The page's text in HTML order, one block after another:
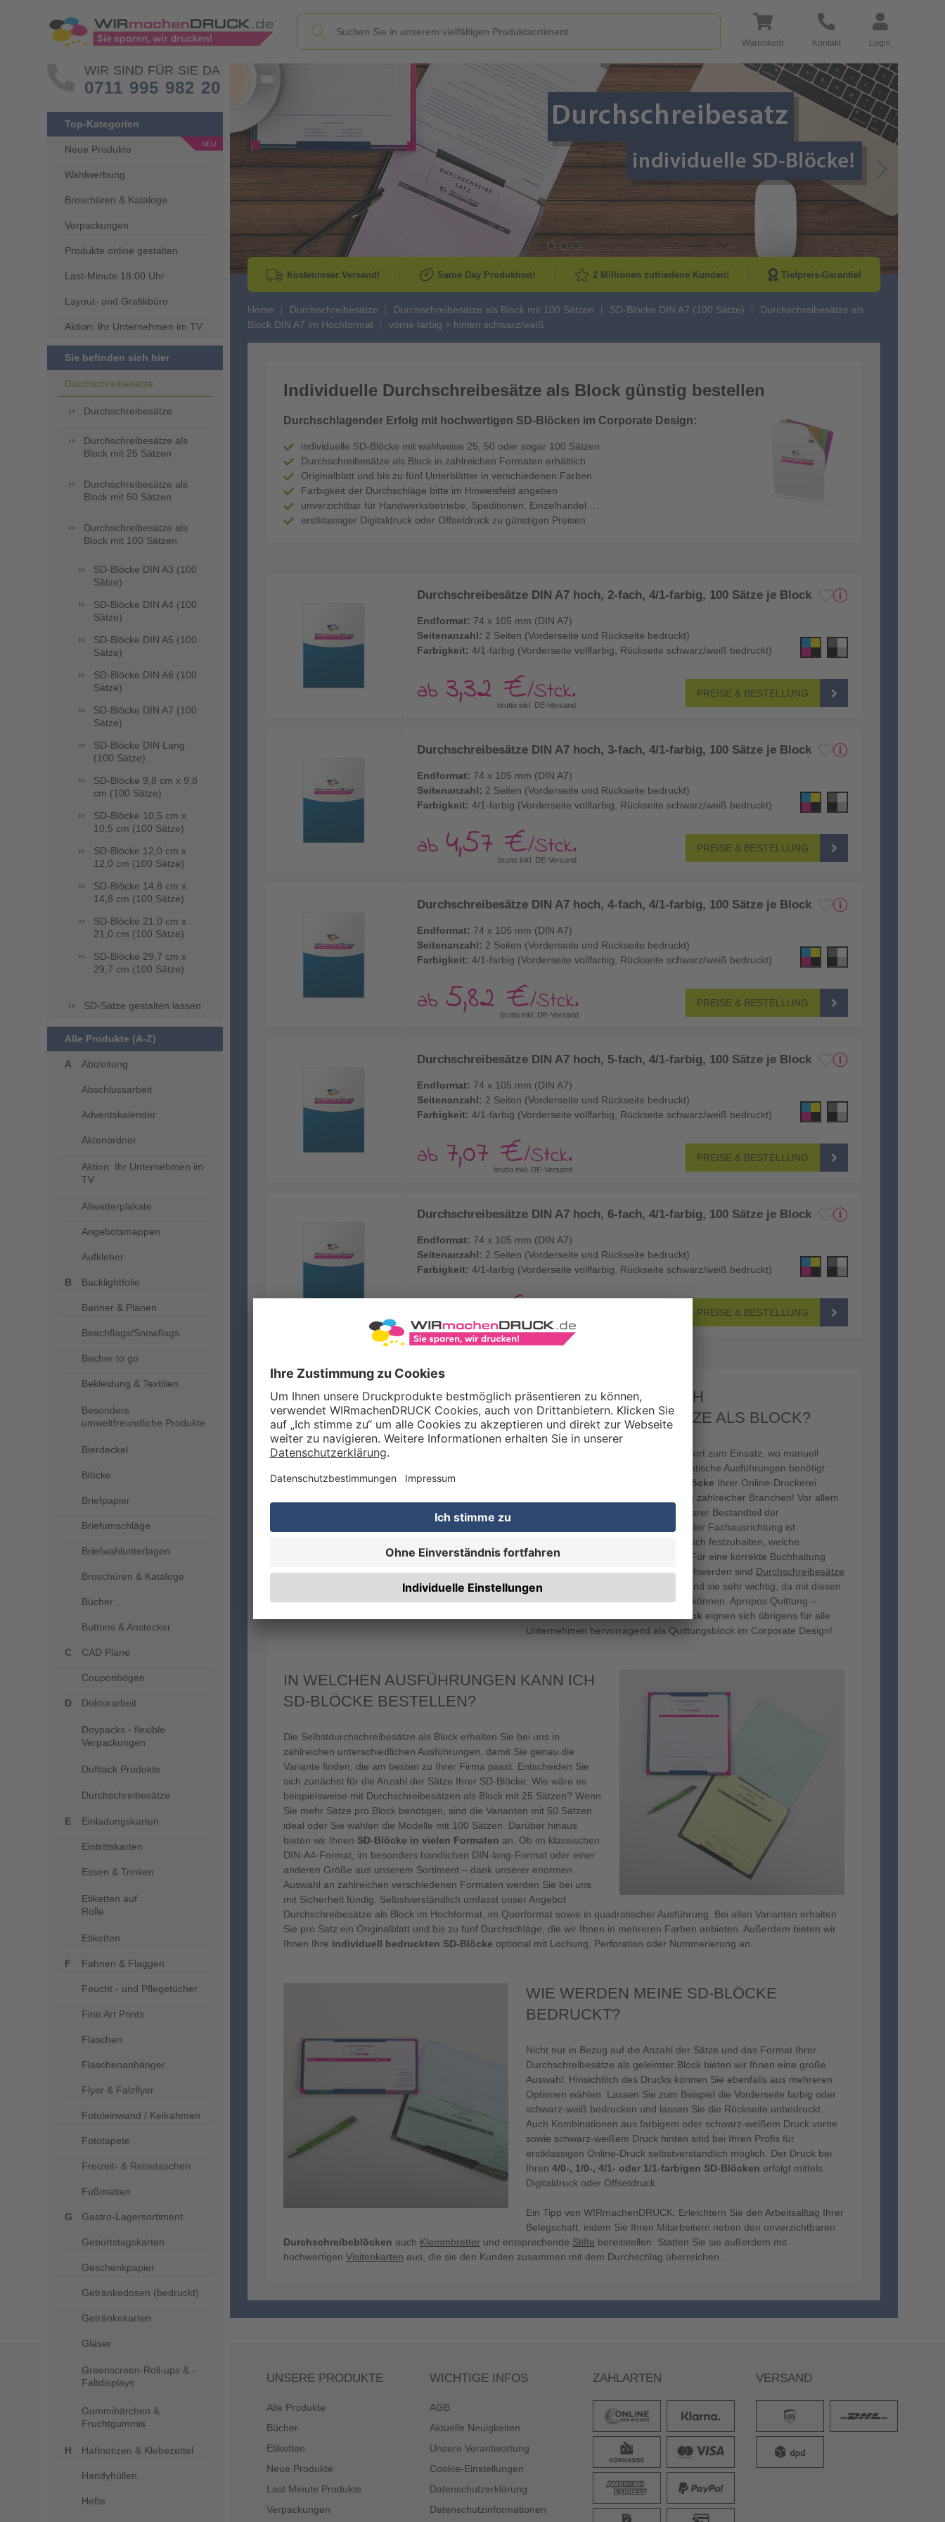
Warenkorb Kontakt Login
WIR SIND FÜR SIE DA
0711 995 982 20
Top-Kategorien
Neue Produkte
Wahlwerbung
Broschüren & Kataloge
Verpackungen
Produkte online gestalten
Last-Minute 18:00 Uhr
Layout- und Grafikbüro
Aktion: Ihr Unternehmen im TV
Sie befinden sich hier
Durchschreibesätze
Durchschreibesätze
Durchschreibesätze als
Block mit 25 Sätzen
Durchschreibesätze als
Block mit 50 Sätzen
Durchschreibesätze als
Block mit 100 Sätzen
SD-Blöcke DIN A3 (100
Sätze)
SD-Blöcke DIN A4 (100
Sätze)
SD-Blöcke DIN A5 (100
Sätze)
SD-Blöcke DIN A6 (100
Sätze)
SD-Blöcke DIN A7 (100
Sätze)
SD-Blöcke DIN Lang
(100 Sätze)
SD-Blöcke 9,8 cm x 9,8
cm (100 Sätze)
SD-Blöcke 10,5 cm x
10,5 cm (100 Sätze)
SD-Blöcke 12,0 cm x
12,0 cm (100 Sätze)
SD-Blöcke 14,8 cm x
14,8 cm (100 Sätze)
SD-Blöcke 21,0 cm x
21,0 cm (100 Sätze)
SD-Blöcke 29,7 cm x
29,7 cm (100 Sätze)
SD-Sätze gestalten lassen
Alle Produkte (A-Z)
Abizeitung
Abschlussarbeit
Adventskalender
Aktenordner
Aktion: Ihr Unternehmen im
TV
Allwetterplakate
Angebotsmappen
Aufkleber
Backlightfolie
Banner & Planen
Beachflags/Snowflags
Becher to go
Bekleidung & Textilien
Besonders
umweltfreundliche Produkte
Bierdeckel
Blöcke
Briefpapier
Briefumschläge
Briefwahlunterlagen
Broschüren & Kataloge
Bücher
Buttons & Anstecker
CAD Pläne
Couponbögen
Doktorarbeit
Doypacks - flexible
Verpackungen
Duftlack Produkte
Durchschreibesätze
Einladungskarten
Eintrittskarten
Essen & Trinken
Etiketten auf
Rolle
Etiketten
Fahnen & Flaggen
Feucht - und Pflegetücher
Fine Art Prints
Flaschen
Flaschenanhänger
Flyer & Falzflyer
Fotoleinwand / Keilrahmen
Fototapete
Freizeit- & Reisetaschen
Fußmatten
Gastro-Lagersortiment
Geburtstagskarten
Geschenkpapier
Getränkedosen (bedruckt)
Getränkekarten
Gläser
Greenscreen-Roll-ups & -
Faltdisplays
Gummibärchen &
Fruchtgummis
Haftnotizen & Klebezettel
Handyhüllen
Hefte
Go to Previous Slide Go to Next
Kostenloser Versand! Same Day Produktion! 2 Millionen zufriedene Kunden! Tiefpreis-Garantie!
Home Durchschreibesätze Durchschreibesätze als Block mit 100 Sätzen SD-Blöcke DIN A7 (100 Sätze)
Durchschreibesätze als
Block DIN A7 im Hochformat
vorne farbig + hinten schwarz/weiß
Individuelle Durchschreibesätze als Block günstig bestellen
Durchschlagender Erfolg mit hochwertigen SD-Blöcken im Corporate Design:
individuelle SD-Blöcke mit wahlweise 25, 50 oder sogar 100 Sätzen
Durchschreibesätze als Block in zahlreichen Formaten erhältlich
Originalblatt und bis zu fünf Unterblätter in verschiedenen Farben
Farbigkeit der Durchschläge bitte im Hinweisfeld angeben
unverzichtbar für Handwerksbetriebe, Speditionen, Einzelhandel …
erstklassiger Digitaldruck oder Offsetdruck zu günstigen Preisen
Durchschreibesätze DIN A7 hoch, 2-fach, 4/1-farbig, 100 Sätze je Block
Endformat: 74 x 105 mm (DIN A7)
Seitenanzahl: 2 Seiten (Vorderseite und Rückseite bedruckt)
Farbigkeit: 4/1-farbig (Vorderseite vollfarbig, Rückseite schwarz/weiß bedruckt)
ab 3,32 €/Stck.
brutto inkl. DE-Versand
PREISE & BESTELLUNG
Durchschreibesätze DIN A7 hoch, 3-fach, 4/1-farbig, 100 Sätze je Block
Endformat: 74 x 105 mm (DIN A7)
Seitenanzahl: 2 Seiten (Vorderseite und Rückseite bedruckt)
Farbigkeit: 4/1-farbig (Vorderseite vollfarbig, Rückseite schwarz/weiß bedruckt)
ab 4,57 €/Stck.
brutto inkl. DE-Versand
PREISE & BESTELLUNG
Durchschreibesätze DIN A7 hoch, 4-fach, 4/1-farbig, 100 Sätze je Block
Endformat: 74 x 105 mm (DIN A7)
Seitenanzahl: 2 Seiten (Vorderseite und Rückseite bedruckt)
Farbigkeit: 4/1-farbig (Vorderseite vollfarbig, Rückseite schwarz/weiß bedruckt)
ab 5,82 €/Stck.
brutto inkl. DE-Versand
PREISE & BESTELLUNG
Durchschreibesätze DIN A7 hoch, 5-fach, 4/1-farbig, 100 Sätze je Block
Endformat: 74 x 105 mm (DIN A7)
Seitenanzahl: 2 Seiten (Vorderseite und Rückseite bedruckt)
Farbigkeit: 4/1-farbig (Vorderseite vollfarbig, Rückseite schwarz/weiß bedruckt)
ab 7,07 €/Stck.
brutto inkl. DE-Versand
PREISE & BESTELLUNG
Durchschreibesätze DIN A7 hoch, 6-fach, 4/1-farbig, 100 Sätze je Block
Endformat: 74 x 105 mm (DIN A7)
Seitenanzahl: 2 Seiten (Vorderseite und Rückseite bedruckt)
Farbigkeit: 4/1-farbig (Vorderseite vollfarbig, Rückseite schwarz/weiß bedruckt)
8,32 €brutto inkl. DE-Versand
PREISE & BESTELLUNG
FÜR WEN EIGNEN SICH
DURCHSCHREIBESÄTZE ALS BLOCK?
Durchschreibepapier kommt überall dort zum Einsatz, wo manuell
Formulare ausgefüllt werden und identische Ausführungen benötigt
SD-Blöcke Ihrer Online-Druckerei
WIRmachenDRUCK für Unternehmen zahlreicher Branchen! Vor allem
im Handwerk sind sie ein unverzichtbarer Bestandteil der
. Unabhängig von der Fachausrichtung ist
beispielsweise bei jedem Kundenbesuch festzuhalten, welche
Arbeitsschritte durchgeführt wurden. Für eine korrekte Buchhaltung
und zur Vermeidung von Kundenbeschwerden sind Durchschreibesätze
unverzichtbar. Auch für
sind sie sehr wichtig, da mit diesen
BlöckenLieferungen quittiert werden können. Apropos Quittung –
Durchschreibesätze als Block eignen sich übrigens für alle
Unternehmen hervorragend als Quittungsblock im Corporate Design!
IN WELCHEN AUSFÜHRUNGEN KANN ICH
SD-BLÖCKE BESTELLEN?
Die Selbstdurchschreibesätze als Block erhalten Sie bei uns in
zahlreichen unterschiedlichen Ausführungen, damit Sie genau die
Variante finden, die am besten zu Ihrer Firma passt. Entscheiden Sie
sich zunächst für die Anzahl der Sätze Ihrer SD-Blöcke: Wie wäre es
beispielsweise mit Durchschreibesätzen als Block mit 25 Sätzen? Wenn
Sie mehr Sätze pro Block benötigen, sind die Varianten mit 50 Sätzen
ideal oder Sie wählen die Modelle mit 100 Sätzen. Darüber hinaus
bieten wir Ihnen SD-Blöcke in vielen Formaten an. Ob im klassischen
DIN-A4-Format, im besonders handlichen DIN-lang-Format oder einer
anderen Größe aus unserem Sortiment – dank unserer enormen
Auswahl an zahlreichen verschiedenen Formaten werden Sie bei uns
mit Sicherheit fündig. Selbstverständlich umfasst unser Angebot
Durchschreibesätze als Block im Hochformat, im Querformat sowie in quadratischer Ausführung. Bei allen Varianten erhalten
Sie pro Satz ein Originalblatt und bis zu fünf Durchschläge, die wir Ihnen in mehreren Farben anbieten. Außerdem bieten wir
Ihnen Ihre individuell bedruckten SD-Blöcke optional mit Lochung, Perforation oder Nummerierung an.
WIE WERDEN MEINE SD-BLÖCKE
BEDRUCKT?
Nicht nur in Bezug auf die Anzahl der Sätze und das Format Ihrer
Durchschreibesätze als geleimter Block bieten wir Ihnen eine große
Auswahl: Hinsichtlich des Drucks können Sie ebenfalls aus mehreren
Optionen wählen. Lassen Sie zum Beispiel die Vorderseite farbig oder
schwarz-weiß bedrucken und lassen Sie die Rückseite unbedruckt.
Auch Kombinationen aus farbigem oder schwarz-weißem Druck vorne
sowie schwarz-weißem Druck hinten sind bei Ihren Profis für
erstklassigen Online-Druck selbstverständlich möglich. Der Druck bei
Ihren 4/0-, 1/0-, 4/1- oder 1/1-farbigen SD-Blöcken erfolgt mittels
Digitaldruck oder Offsetdruck.
Ein Tipp von WIRmachenDRUCK: Erleichtern Sie den Arbeitsalltag Ihrer
Belegschaft, indem Sie Ihren Mitarbeitern neben den unverzichtbaren
Durchschreibeblöcken auch Klemmbretter und entsprechende Stifte bereitstellen. Statten Sie sie außerdem mit
hochwertigen Visitenkarten aus, die sie den Kunden zusammen mit dem Durchschlag überreichen.
UNSERE PRODUKTE
Alle Produkte
Bücher
Etiketten
Neue Produkte
Last Minute Produkte
Verpackungen
WICHTIGE INFOS
AGB
Aktuelle Neuigkeiten
Unsere Verantwortung
Cookie-Einstellungen
Datenschutzerklärung
Datenschutzinformationen
ZAHLARTEN VERSAND